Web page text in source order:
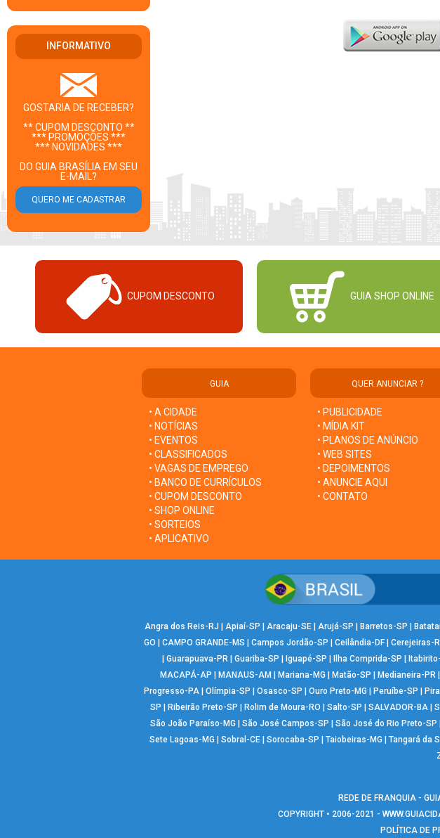
INFORMATIVO
GOSTARIA DE RECEBER?
** CUPOM DESCONTO **
*** PROMOÇÕES ***
*** NOVIDADES ***
DO GUIA BRASÍLIA EM SEU
E-MAIL?
CUPOM DESCONTO GUIA SHOP ONLINE
GUIA
• A CIDADE
• NOTÍCIAS
• EVENTOS
• CLASSIFICADOS
• VAGAS DE EMPREGO
• BANCO DE CURRÍCULOS
• CUPOM DESCONTO
• SHOP ONLINE
• SORTEIOS
• APLICATIVO
QUER ANUNCIAR ?
• PUBLICIDADE
• MÍDIA KIT
• PLANOS DE ANÚNCIO
• WEB SITES
• DEPOIMENTOS
• ANUNCIE AQUI
• CONTATO
Angra dos Reis-RJ | Apiaí-SP | Aracaju-SE | Arujá-SP | Barretos-SP |
GO | CAMPO GRANDE-MS | Campos Jordão-SP | Ceilândia-DF | Cerejeiras-
| Guarapuava-PR | Guariba-SP | Iguapé-SP | Ilha Comprida-SP |
MACAPÁ-AP | MANAUS-AM | Mariana-MG | Matão-SP | Medianeira-PR |
Progresso-PA| Olímpia-SP | Osasco-SP | Ouro Preto-MG | Peruíbe-SP |
SP | Ribeirão Preto-SP | Rolim de Moura-RO | Salto-SP | SALVADOR-BA|
São João Paraíso-MG | São José Campos-SP | São José do Rio Preto-SP |
Sete Lagoas-MG | Sobral-CE| Sorocaba-SP | Taiobeiras-MG | Tangará da
REDE DE FRANQUIA -
COPYRIGHT • 2006-2021 -
POLÍTICA DE